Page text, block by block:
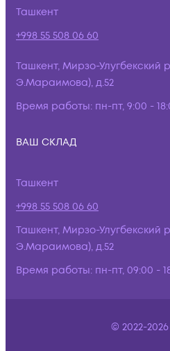
Ташкент
+998 55 508 06 60
Ташкент, Мирзо-
Э.Мараимова), д.52
Время работы: пн-пт, 9:00 -
ВАШ СКЛАД
Ташкент
+998 55 508 06 60
Ташкент, Мирзо-
Э.Мараимова), д.52
Время работы: пн-пт, 09:00 -
© 2022-